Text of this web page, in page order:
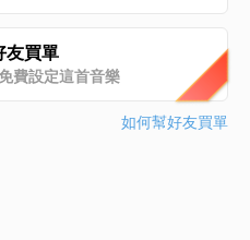
友買單
費設定這首音樂
如何幫好友買單